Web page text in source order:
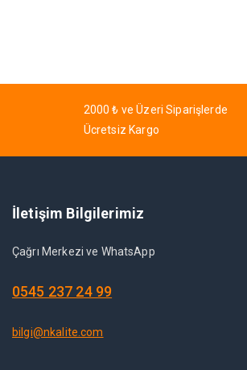
2000 ₺ ve Üzeri Siparişlerde
Ücretsiz Kargo
İletişim Bilgilerimiz
Çağrı Merkezi ve WhatsApp
0545 237 24 99
bilgi@nkalite.com